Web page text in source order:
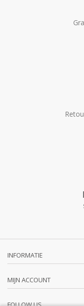
INFORMATIE
MIJN ACCOUNT